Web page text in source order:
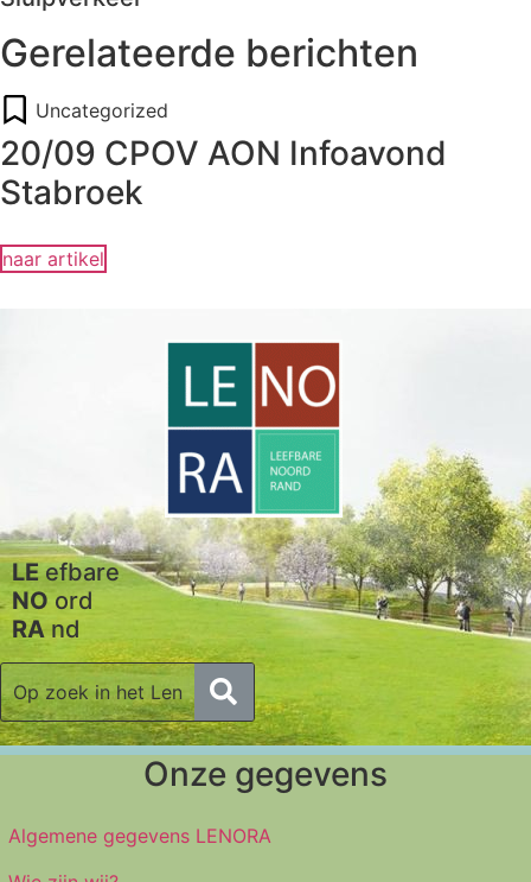
Gerelateerde berichten
Uncategorized
20/09 CPOV AON Infoavond
Stabroek
naar artikel
LEefbare
NOord
RAnd
Onze gegevens
Algemene gegevens LENORA